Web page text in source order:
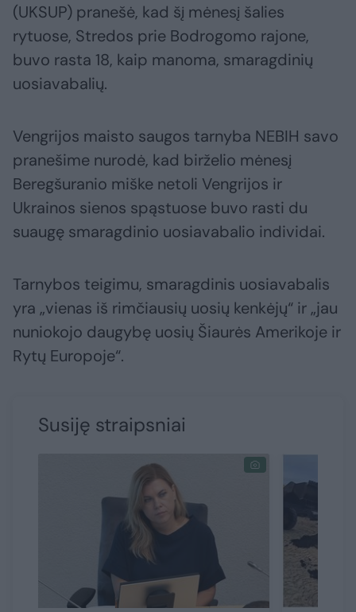
(UKSUP) pranešė, kad šį mėnesį šalies
rytuose, Stredos prie Bodrogomo rajone,
buvo rasta 18, kaip manoma, smaragdinių
uosiavabalių.
Vengrijos maisto saugos tarnyba NEBIH savo
pranešime nurodė, kad birželio mėnesį
Beregšuranio miške netoli Vengrijos ir
Ukrainos sienos spąstuose buvo rasti du
suaugę smaragdinio uosiavabalio individai.
Tarnybos teigimu, smaragdinis uosiavabalis
yra „vienas iš rimčiausių uosių kenkėjų“ ir „jau
nuniokojo daugybę uosių Šiaurės Amerikoje ir
Rytų Europoje“.
Susiję straipsniai